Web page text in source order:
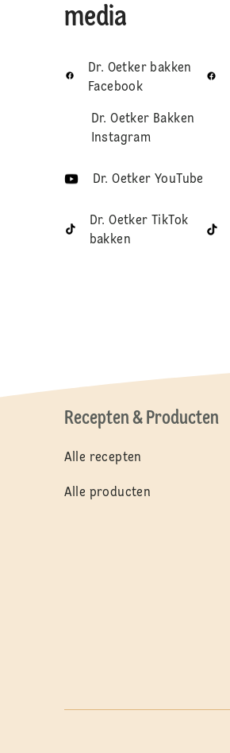
media
Dr. Oetker bakken
Facebook
Dr. Oetker Bakken
Instagram
Dr. Oetker YouTube
Dr. Oetker TikTok
bakken
Recepten & Producten
Alle recepten
Alle producten